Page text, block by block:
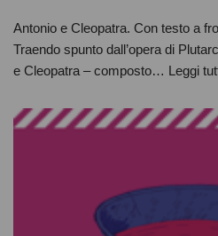
Antonio e Cleopatra. Con testo a
Traendo spunto dall’opera di
e Cleopatra – composto… Leggi